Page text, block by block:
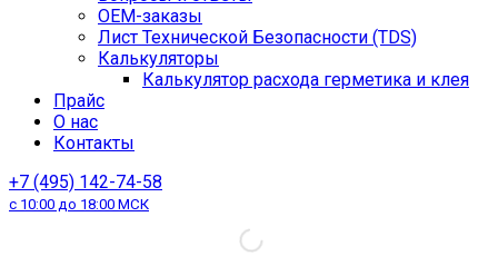
OEM-заказы
Лист Технической Безопасности (TDS)
Калькуляторы
Калькулятор расхода герметика и клея
Прайс
О нас
Контакты
+7 (495) 142-74-58
с 10:00 до 18:00 МСК